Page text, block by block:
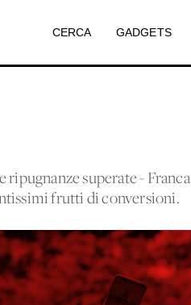
CERCA GADGETS
superate - Franca
frutti di conversioni.